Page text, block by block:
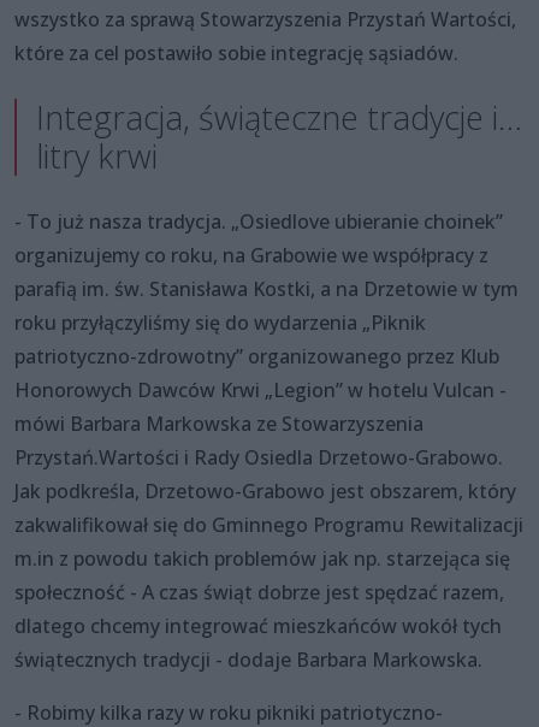
wszystko za sprawą Stowarzyszenia Przystań Wartości,
które za cel postawiło sobie integrację sąsiadów.
Integracja, świąteczne tradycje i…
litry krwi
- To już nasza tradycja. „Osiedlove ubieranie choinek”
organizujemy co roku, na Grabowie we współpracy z
parafią im. św. Stanisława Kostki, a na Drzetowie w tym
roku przyłączyliśmy się do wydarzenia „Piknik
patriotyczno-zdrowotny” organizowanego przez Klub
Honorowych Dawców Krwi „Legion” w hotelu Vulcan -
mówi Barbara Markowska ze Stowarzyszenia
Przystań.Wartości i Rady Osiedla Drzetowo-Grabowo.
Jak podkreśla, Drzetowo-Grabowo jest obszarem, który
zakwalifikował się do Gminnego Programu Rewitalizacji
m.in z powodu takich problemów jak np. starzejąca się
społeczność - A czas świąt dobrze jest spędzać razem,
dlatego chcemy integrować mieszkańców wokół tych
świątecznych tradycji - dodaje Barbara Markowska.
- Robimy kilka razy w roku pikniki patriotyczno-